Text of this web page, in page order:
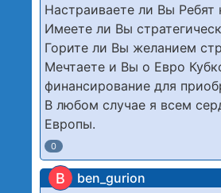
Настраиваете ли Вы
Имеете ли Вы
Горите ли Вы желанием
Мечтаете и Вы о Евро
финансирование для
В любом случае я всем
Европы.
0
B ben_gurion